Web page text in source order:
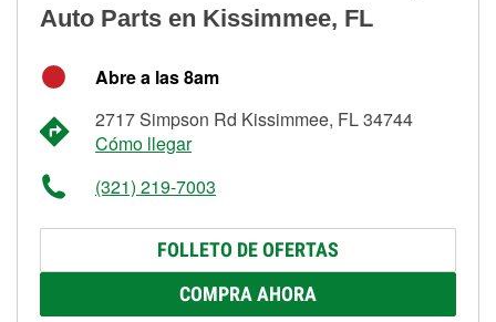
Auto Parts en Kissimmee, FL
Abre a las 8am
2717 Simpson Rd Kissimmee, FL 34744
Cómo llegar
(321) 219-7003
FOLLETO DE OFERTAS
COMPRA AHORA